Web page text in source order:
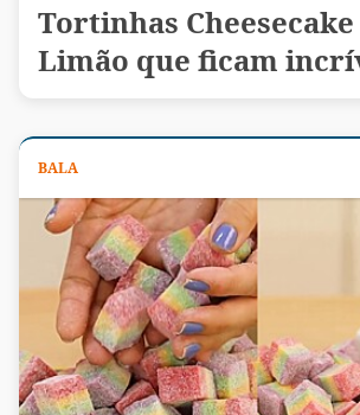
Tortinhas Cheesecake
Limão que ficam
BALA